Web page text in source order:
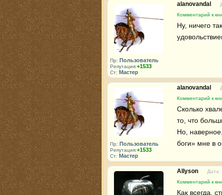
Пр: Пользователь
Репутация:+1533
Ст: Мастер
alanovandal
Комментарий к
Ну, ничего
Пр: Пользователь
Репутация:+1533
Ст: Мастер
alanovandal
Комментарий к
Сколько
то, что
Но,
боги» мне в
Allyson
Дата:
Комментарий к
Как всегда,